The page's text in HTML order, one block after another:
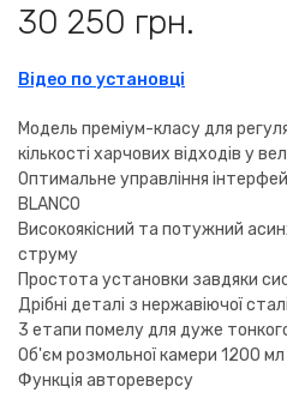
30 250 грн.
Відео по установці
Модель преміум-класу для
кількості харчових відходів у
Оптимальне управління
BLANCO
Високоякісний та потужний
струму
Простота установки завдяки
Дрібні деталі з нержавіючої сталі
3 етапи помелу для дуже
Об'єм розмольної камери 1200 мл
Функція автореверсу